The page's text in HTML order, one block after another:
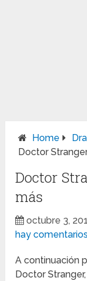
Home
Doctor
Doctor
más
octubre 3,
hay comentarios
A continuación
Doctor